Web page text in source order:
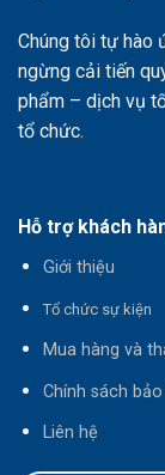
Chúng tôi tự hào
ngừng cải tiến
phẩm – dịch vụ
tổ chức.
Hỗ trợ khách
Giới thiệu
Tổ chức sự kiện
Mua hàng và
Chính sách
Liên hệ